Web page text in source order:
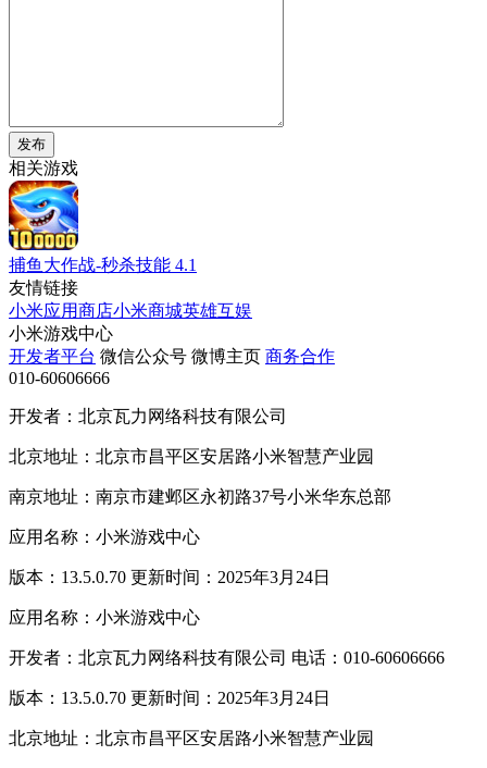
发布
相关游戏
捕鱼大作战-秒杀技能 4.1
友情链接
小米应用商店小米商城英雄互娱
小米游戏中心
开发者平台 微信公众号 微博主页 商务合作
010-60606666
开发者：北京瓦力网络科技有限公司
北京地址：北京市昌平区安居路小米智慧产业园
南京地址：南京市建邺区永初路37号小米华东总部
应用名称：小米游戏中心
版本：13.5.0.70 更新时间：2025年3月24日
应用名称：小米游戏中心
开发者：北京瓦力网络科技有限公司 电话：010-60606666
版本：13.5.0.70 更新时间：2025年3月24日
北京地址：北京市昌平区安居路小米智慧产业园